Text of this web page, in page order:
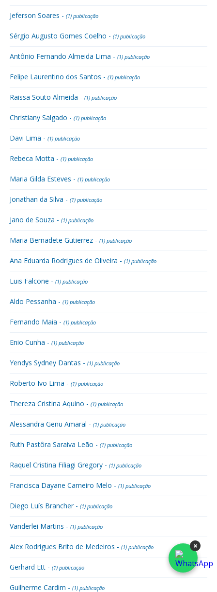
Jeferson Soares - (1) publicação
Sérgio Augusto Gomes Coelho - (1) publicação
Antônio Fernando Almeida Lima - (1) publicação
Felipe Laurentino dos Santos - (1) publicação
Raissa Souto Almeida - (1) publicação
Christiany Salgado - (1) publicação
Davi Lima - (1) publicação
Rebeca Motta - (1) publicação
Maria Gilda Esteves - (1) publicação
Jonathan da Silva - (1) publicação
Jano de Souza - (1) publicação
Maria Bernadete Gutierrez - (1) publicação
Ana Eduarda Rodrigues de Oliveira - (1) publicação
Luis Falcone - (1) publicação
Aldo Pessanha - (1) publicação
Fernando Maia - (1) publicação
Enio Cunha - (1) publicação
Yendys Sydney Dantas - (1) publicação
Roberto Ivo Lima - (1) publicação
Thereza Cristina Aquino - (1) publicação
Alessandra Genu Amaral - (1) publicação
Ruth Pastôra Saraiva Leão - (1) publicação
Raquel Cristina Filiagi Gregory - (1) publicação
Francisca Dayane Carneiro Melo - (1) publicação
Diego Luís Brancher - (1) publicação
Vanderlei Martins - (1) publicação
Alex Rodrigues Brito de Medeiros - (1) publicação
Gerhard Ett - (1) publicação
Guilherme Cardim - (1) publicação
×